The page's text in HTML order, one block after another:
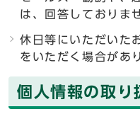
は、回答しておりま
休日等にいただいた
をいただく場合があ
個人情報の取り